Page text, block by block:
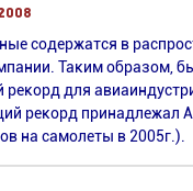
содержатся в
Таким образом,
рекорд для
рекорд принадлежал
на самолеты в 2005г.).